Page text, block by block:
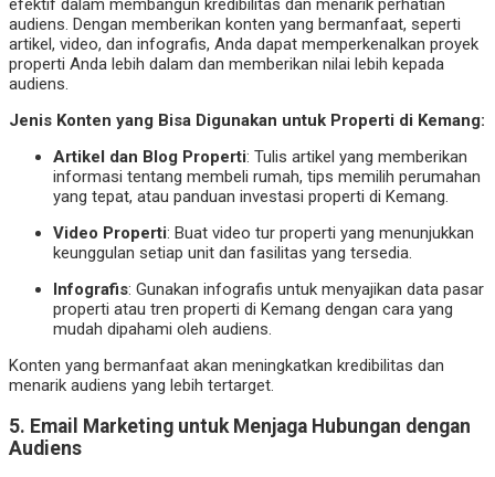
efektif dalam membangun kredibilitas dan menarik perhatian
audiens. Dengan memberikan konten yang bermanfaat, seperti
artikel, video, dan infografis, Anda dapat memperkenalkan proyek
properti Anda lebih dalam dan memberikan nilai lebih kepada
audiens.
Jenis Konten yang Bisa Digunakan untuk Properti di Kemang:
Artikel dan Blog Properti: Tulis artikel yang memberikan
informasi tentang membeli rumah, tips memilih perumahan
yang tepat, atau panduan investasi properti di Kemang.
Video Properti: Buat video tur properti yang menunjukkan
keunggulan setiap unit dan fasilitas yang tersedia.
Infografis: Gunakan infografis untuk menyajikan data pasar
properti atau tren properti di Kemang dengan cara yang
mudah dipahami oleh audiens.
Konten yang bermanfaat akan meningkatkan kredibilitas dan
menarik audiens yang lebih tertarget.
5. Email Marketing untuk Menjaga Hubungan dengan
Audiens